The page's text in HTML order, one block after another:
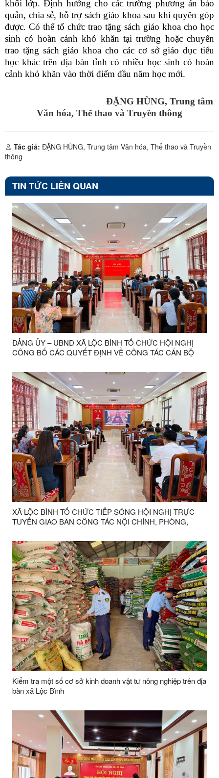
khối lớp. Định hướng cho các trường phương án bảo
quản, chia sẻ, hỗ trợ sách giáo khoa sau khi quyên góp
được. Có thể tổ chức trao tặng sách giáo khoa cho học
sinh có hoàn cảnh khó khăn tại trường hoặc chuyển
trao tặng sách giáo khoa cho các cơ sở giáo dục tiểu
học khác trên địa bàn tỉnh có nhiều học sinh có hoàn
cảnh khó khăn vào thời điểm đầu năm học mới.
ĐẶNG HÙNG, Trung tâm
Văn hóa, Thể thao và Truyền thông
Tác giả: ĐẶNG HÙNG, Trung tâm Văn hóa, Thể thao và Truyền
thông
TIN TỨC LIÊN QUAN
ĐẢNG ỦY – UBND XÃ LỘC BÌNH TỔ CHỨC HỘI NGHỊ
CÔNG BỐ CÁC QUYẾT ĐỊNH VỀ CÔNG TÁC CÁN BỘ
XÃ LỘC BÌNH TỔ CHỨC TIẾP SÓNG HỘI NGHỊ TRỰC
TUYẾN GIAO BAN CÔNG TÁC NỘI CHÍNH, PHÒNG,
CÁCH TƯ PHÁP 6 THÁNG ĐẦU NĂM 2026
Kiểm tra một số cơ sở kinh doanh vật tư nông nghiệp trên địa
bàn xã Lộc Bình